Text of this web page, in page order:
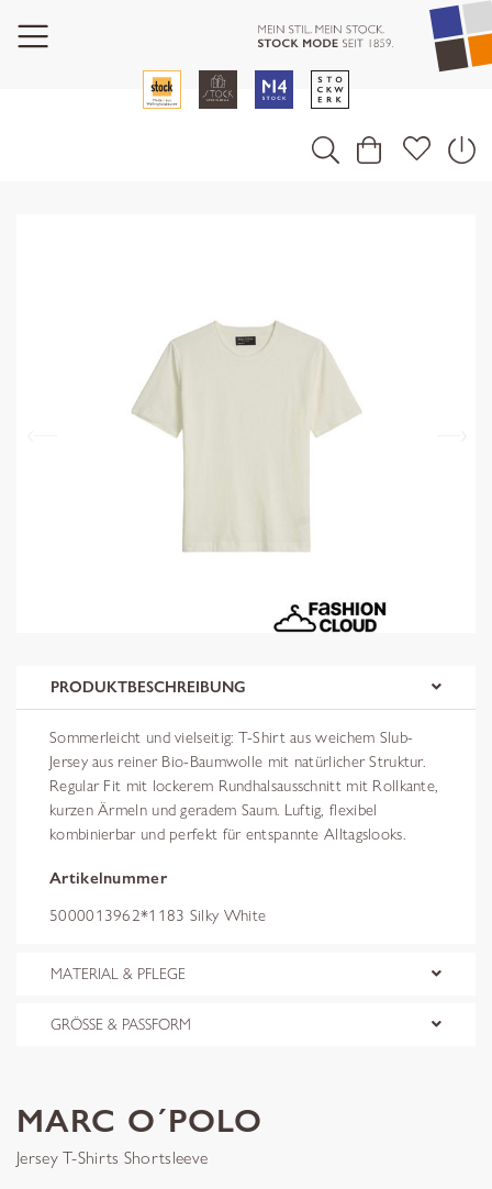
PRODUKTBESCHREIBUNG
Sommerleicht und vielseitig: T-Shirt aus weichem Slub-
Jersey aus reiner Bio-Baumwolle mit natürlicher Struktur.
Regular Fit mit lockerem Rundhalsausschnitt mit Rollkante,
kurzen Ärmeln und geradem Saum. Luftig, flexibel
kombinierbar und perfekt für entspannte Alltagslooks.
Artikelnummer
5000013962*1183 Silky White
MATERIAL & PFLEGE
GRÖSSE & PASSFORM
MARC O´POLO
Jersey T-Shirts Shortsleeve